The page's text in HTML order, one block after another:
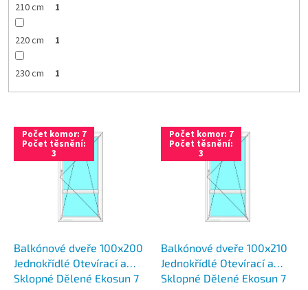
210 cm 1
220 cm 1
230 cm 1
V
p
Počet komor: 7
Počet těsnění:
3
Balkónové dveře 100x200
Jednokřídlé Otevírací a
Sklopné Dělené Ekosun 7
Počet komor: 7
Počet těsnění:
3
Balkónové dveře 100x210
Jednokřídlé Otevírací a
Sklopné Dělené Ekosun 7